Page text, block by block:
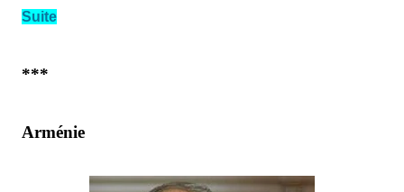
Suite
***
Arménie